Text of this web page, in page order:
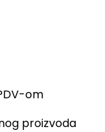
om
proizvoda